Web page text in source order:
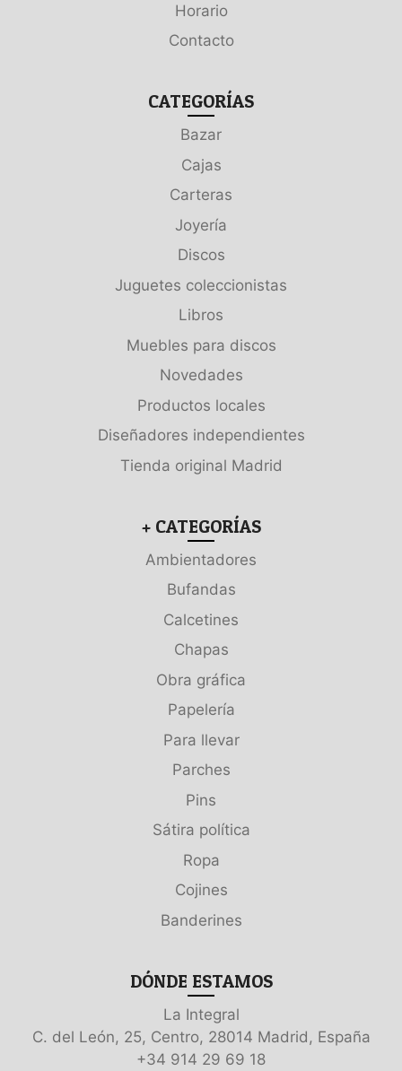
Horario
Contacto
CATEGORÍAS
Bazar
Cajas
Carteras
Joyería
Discos
Juguetes coleccionistas
Libros
Muebles para discos
Novedades
Productos locales
Diseñadores independientes
Tienda original Madrid
+ CATEGORÍAS
Ambientadores
Bufandas
Calcetines
Chapas
Obra gráfica
Papelería
Para llevar
Parches
Pins
Sátira política
Ropa
Cojines
Banderines
DÓNDE ESTAMOS
La Integral
C. del León, 25, Centro, 28014 Madrid, España
+34 914 29 69 18